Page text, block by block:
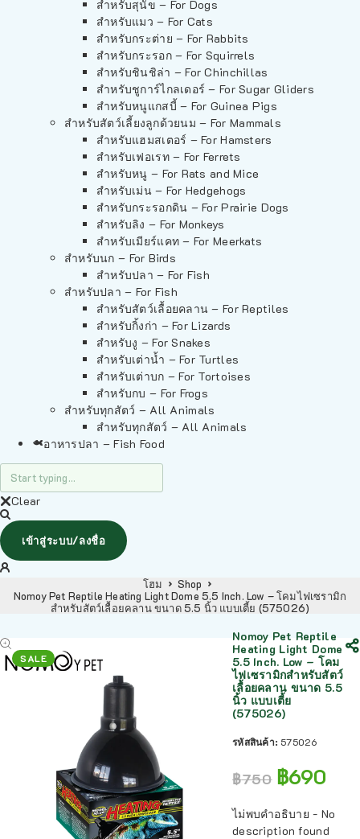
สำหรับสุนัข – For Dogs
สำหรับแมว – For Cats
สำหรับกระต่าย – For Rabbits
สำหรับกระรอก – For Squirrels
สำหรับชินชิล่า – For Chinchillas
สำหรับชูการ์ไกลเดอร์ – For Sugar Gliders
สำหรับหนูแกสบี้ – For Guinea Pigs
สำหรับสัตว์เลี้ยงลูกด้วยนม – For Mammals
สำหรับแฮมสเตอร์ – For Hamsters
สำหรับเฟอเรท – For Ferrets
สำหรับหนู – For Rats and Mice
สำหรับเม่น – For Hedgehogs
สำหรับกระรอกดิน – For Prairie Dogs
สำหรับลิง – For Monkeys
สำหรับเมียร์แคท – For Meerkats
สำหรับนก – For Birds
สำหรับปลา – For Fish
สำหรับปลา – For Fish
สำหรับสัตว์เลื้อยคลาน – For Reptiles
สำหรับกิ้งก่า – For Lizards
สำหรับงู – For Snakes
สำหรับเต่าน้ำ – For Turtles
สำหรับเต่าบก – For Tortoises
สำหรับกบ – For Frogs
สำหรับทุกสัตว์ – All Animals
สำหรับทุกสัตว์ – All Animals
อาหารปลา – Fish Food
Clear
เข้าสู่ระบบ/ลงชื่อ
โฮม
Shop
Nomoy Pet Reptile Heating Light Dome 5.5 Inch. Low – โคมไฟเซรามิก
สำหรับสัตว์เลื้อยคลาน ขนาด 5.5 นิ้ว แบบเตี้ย (575026)
SALE
Nomoy Pet Reptile
Heating Light Dome
5.5 Inch. Low – โคม
ไฟเซรามิกสำหรับสัตว์
เลื้อยคลาน ขนาด 5.5
นิ้ว แบบเตี้ย
(575026)
รหัสสินค้า: 575026
฿750 ฿690
ไม่พบคำอธิบาย - No
description found